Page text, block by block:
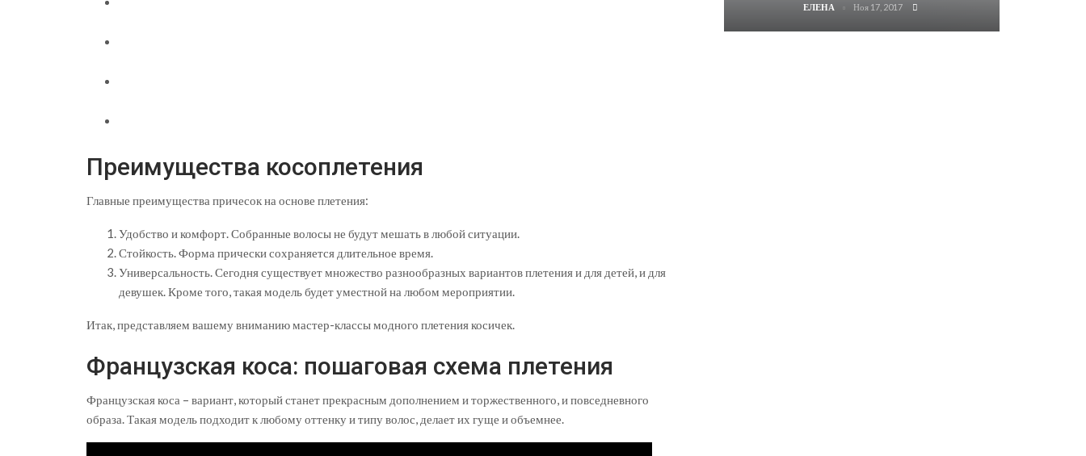
Преимущества косоплетения
Главные преимущества причесок на основе плетения:
Удобство и комфорт. Собранные волосы не будут мешать в любой ситуации.
Стойкость. Форма прически сохраняется длительное время.
Универсальность. Сегодня существует множество разнообразных вариантов плетения и для детей, и для
девушек. Кроме того, такая модель будет уместной на любом мероприятии.
Итак, представляем вашему вниманию мастер-классы модного плетения косичек.
Французская коса: пошаговая схема плетения
Французская коса – вариант, который станет прекрасным дополнением и торжественного, и повседневного
образа. Такая модель подходит к любому оттенку и типу волос, делает их гуще и объемнее.
ЕЛЕНА Ноя 17, 2017